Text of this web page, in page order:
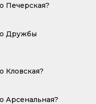
Печерская?
Дружбы
Кловская?
Арсенальная?